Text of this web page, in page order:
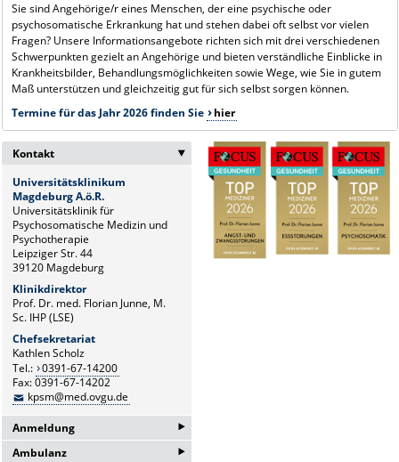
Sie sind Angehörige/r eines Menschen, der eine psychische oder
psychosomatische Erkrankung hat und stehen dabei oft selbst vor vielen
Fragen? Unsere Informationsangebote richten sich mit drei verschiedenen
Schwerpunkten gezielt an Angehörige und bieten verständliche Einblicke in
Krankheitsbilder, Behandlungsmöglichkeiten sowie Wege, wie Sie in gutem
Maß unterstützen und gleichzeitig gut für sich selbst sorgen können.
Termine für das Jahr 2026 finden Sie
hier
Kontakt ‣
Universitätsklinikum
Magdeburg A.ö.R.
Universitätsklinik für
Psychosomatische Medizin und
Psychotherapie
Leipziger Str. 44
39120 Magdeburg
Klinikdirektor
Prof. Dr. med. Florian Junne, M.
Sc. IHP (LSE)
Chefsekretariat
Kathlen Scholz
Tel.: 0391-67-14200
Fax: 0391-67-14202
kpsm@med.ovgu.de
Ambulanz ‣
Anmeldung ‣
Anmeldung Ambulanz